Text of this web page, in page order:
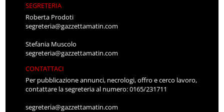
SEGRETERIA
Roberta Prodoti
segreteria@gazzettamatin.com
Stefania Muscolo
segreteria@gazzettamatin.com
CONTATTACI
Per pubblicazione annunci, necrologi, offro e cerco lavoro,
contattare la segreteria al numero: 0165/231711
segreteria@gazzettamatin.com